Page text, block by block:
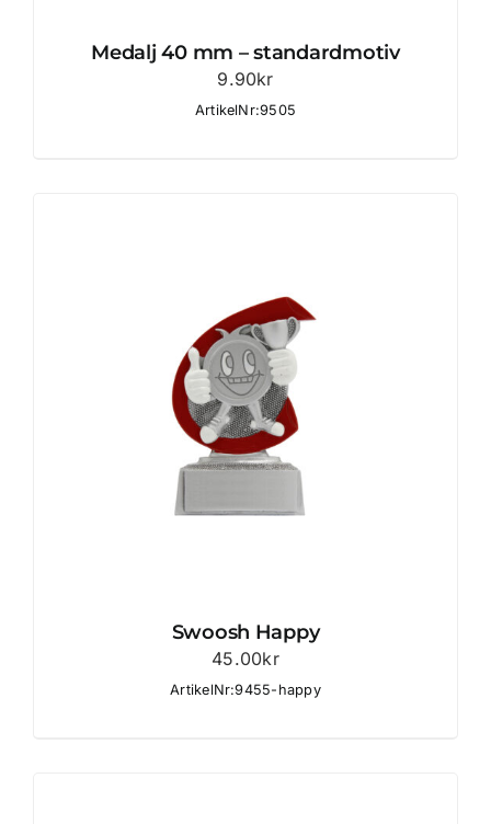
Medalj 40 mm – standardmotiv
9.90kr
ArtikelNr:9505
Swoosh Happy
45.00kr
ArtikelNr:9455-happy